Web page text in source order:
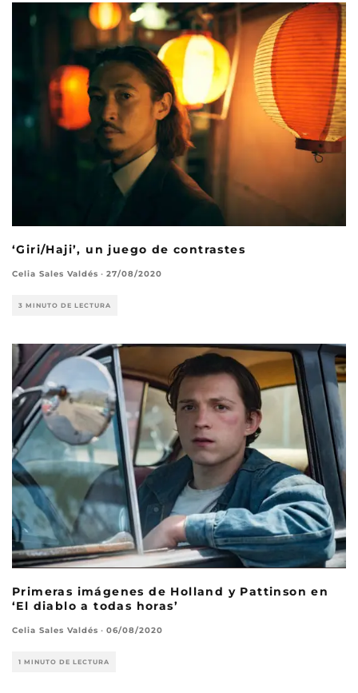
‘Giri/Haji’, un juego de contrastes
Celia Sales Valdés · 27/08/2020
3 MINUTO DE LECTURA
Primeras imágenes de Holland y Pattinson en
‘El diablo a todas horas’
Celia Sales Valdés · 06/08/2020
1 MINUTO DE LECTURA